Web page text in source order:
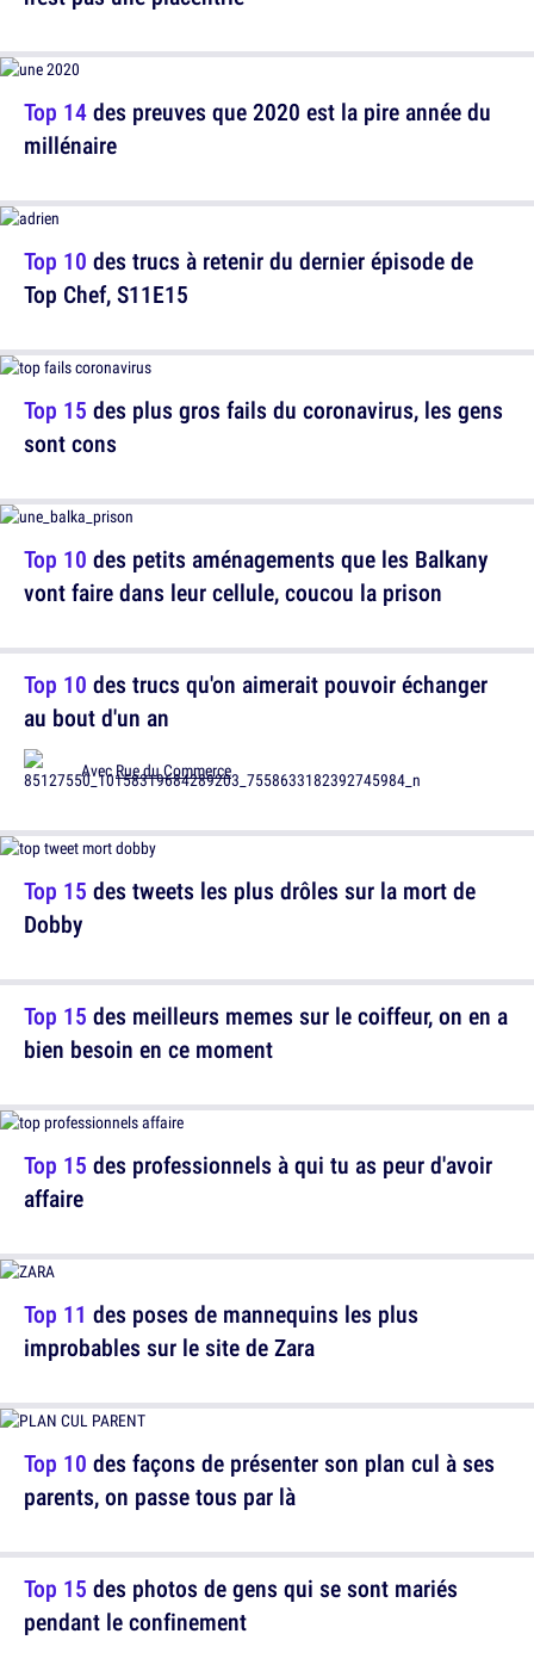
Top 10 des trucs à retenir du dernier épisode de
Top Chef, S11E15
Top 10 des petits aménagements que les Balkany
vont faire dans leur cellule, coucou la prison
Top 15 des tweets les plus drôles sur la mort de
Dobby
Top 15 des professionnels à qui tu as peur d'avoir
affaire
Top 10 des façons de présenter son plan cul à ses
parents, on passe tous par là
Top 14des preuves que 2020 est la pire année du
millénaire
Top 15 des plus gros fails du coronavirus, les gens
sont cons
Top 10 des trucs qu'on aimerait pouvoir échanger
au bout d'un an
AvecRue du Commerce
Top 15 des meilleurs memes sur le coiffeur, on en a
bien besoin en ce moment
Top 11 des poses de mannequins les plus
improbables sur le site de Zara
Top 15 des photos de gens qui se sont mariés
pendant le confinement